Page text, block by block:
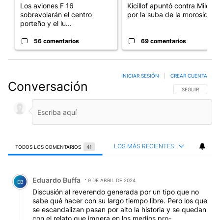
Los aviones F 16
sobrevolarán el centro
porteño y el lu...
56 comentarios
Kicillof apuntó contra Milei
por la suba de la morosida...
69 comentarios
Conversación SIGA ESTA
SEGUIR
INICIAR SESIÓN CREAR CUENTA
TODOS LOS COMENTARIOS 41 LOS MÁS RECIENTES
Comentario de Eduardo Buffa.
EB Eduardo Buffa 9 DE ABRIL DE 2024
Discusión al reverendo generada por un tipo que no
sabe qué hacer con su largo tiempo libre. Pero los que
se escandalizan pasan por alto la historia y se quedan